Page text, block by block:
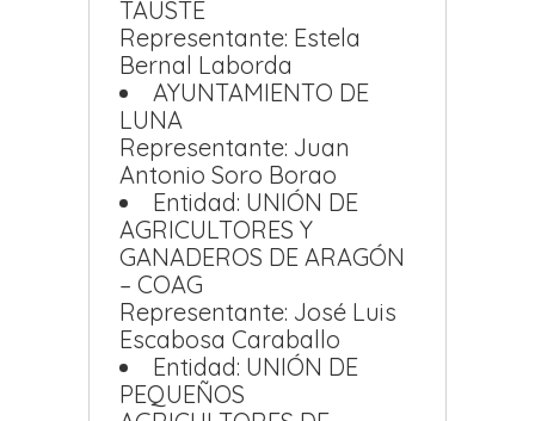
TAUSTE
Representante: Estela
Bernal Laborda
AYUNTAMIENTO DE
LUNA
Representante: Juan
Antonio Soro Borao
Entidad: UNIÓN DE
AGRICULTORES Y
GANADEROS DE ARAGÓN
– COAG
Representante: José Luis
Escabosa Caraballo
Entidad: UNIÓN DE
PEQUEÑOS